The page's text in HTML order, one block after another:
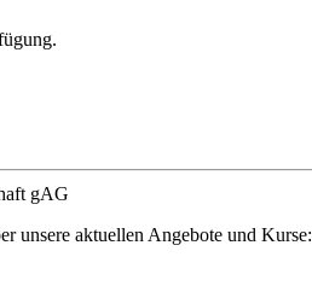
gAG
unsere aktuellen Angebote und Kurse: